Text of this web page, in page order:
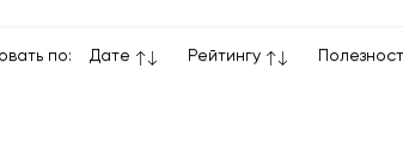
по: Дате Рейтингу